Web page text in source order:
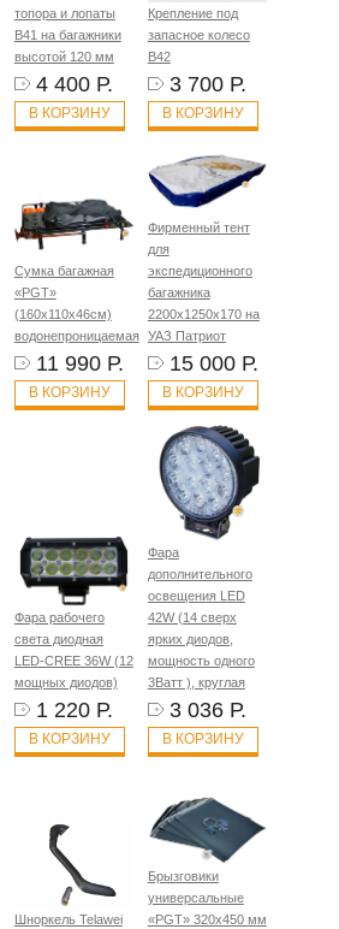
топора и лопаты
B41 на багажники
высотой 120 мм
4 400 Р.
В КОРЗИНУ
Крепление под
запасное колесо
B42
3 700 Р.
В КОРЗИНУ
Сумка багажная
«PGT»
(160х110х46см)
водонепроницаемая
11 990 Р.
В КОРЗИНУ
Фирменный тент
для
экспедиционного
багажника
2200х1250х170 на
УАЗ Патриот
15 000 Р.
В КОРЗИНУ
Фара рабочего
света диодная
LED-CREE 36W (12
мощных диодов)
1 220 Р.
В КОРЗИНУ
Фара
дополнительного
освещения LED
42W (14 сверх
ярких диодов,
мощность одного
3Ватт ), круглая
3 036 Р.
В КОРЗИНУ
Шноркель Telawei
Брызговики
универсальные
«PGT» 320х450 мм